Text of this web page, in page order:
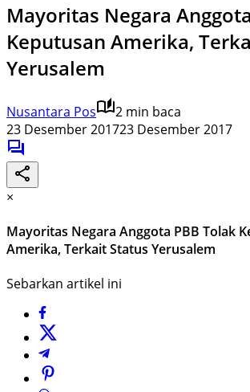
Mayoritas Negara
Keputusan Amerika,
Yerusalem
Nusantara Pos
2 min baca
23 Desember 201723 Desember 2017
×
Mayoritas Negara Anggota PBB Tolak
Amerika, Terkait Status Yerusalem
Sebarkan artikel ini